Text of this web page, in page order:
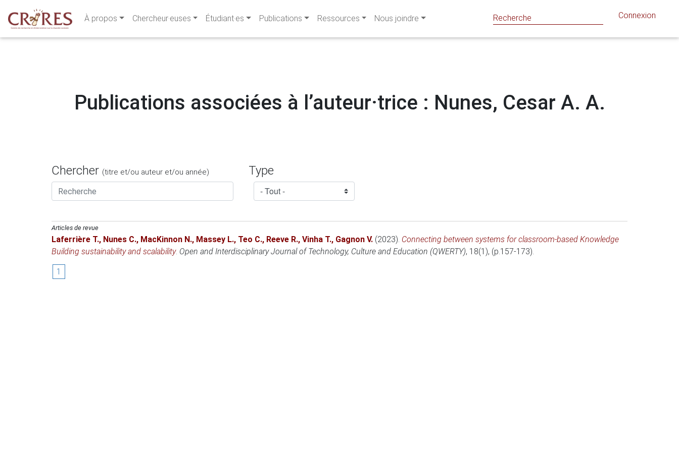
À propos Chercheur·euses Étudiant·es Publications Ressources Nous joindre Connexion
Publications associées à l’auteur·trice : Nunes, Cesar A. A.
Chercher (titre et/ou auteur et/ou année) Type
Articles de revue
Laferrière T., Nunes C., MacKinnon N., Massey L., Teo C., Reeve R., Vinha T., Gagnon V. (2023). Connecting between systems for classroom-based Knowledge
Building sustainability and scalability. Open and Interdisciplinary Journal of Technology, Culture and Education (QWERTY), 18(1), (p.157-173).
1